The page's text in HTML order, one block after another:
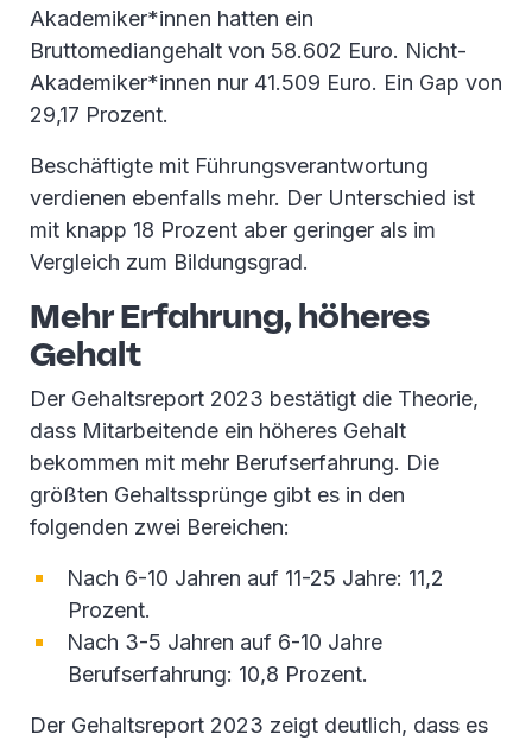
Akademiker*innen hatten ein
Bruttomediangehalt von 58.602 Euro. Nicht-
Akademiker*innen nur 41.509 Euro. Ein Gap von
29,17 Prozent.
Beschäftigte mit Führungsverantwortung
verdienen ebenfalls mehr. Der Unterschied ist
mit knapp 18 Prozent aber geringer als im
Vergleich zum Bildungsgrad.
Mehr Erfahrung, höheres
Gehalt
Der Gehaltsreport 2023 bestätigt die Theorie,
dass Mitarbeitende ein höheres Gehalt
bekommen mit mehr Berufserfahrung. Die
größten Gehaltssprünge gibt es in den
folgenden zwei Bereichen:
Nach 6-10 Jahren auf 11-25 Jahre: 11,2
Prozent.
Nach 3-5 Jahren auf 6-10 Jahre
Berufserfahrung: 10,8 Prozent.
Der Gehaltsreport 2023 zeigt deutlich, dass es